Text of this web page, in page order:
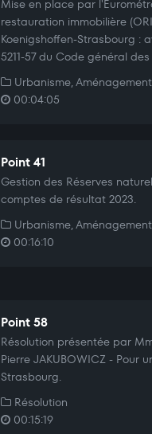
Mise en place par
restauration immobilière
Koenigshoffen-Strasbourg :
5211-57 du Code général
Urbanisme,
00:04:05
Point 41
Gestion des Réserves
comptes de résultat 2023.
Urbanisme,
00:16:10
Point 58
Résolution présentée par
Pierre JAKUBOWICZ - Pour
Strasbourg.
Résolution
00:15:19